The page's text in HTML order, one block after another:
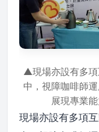
▲現場亦設有多項
中，視障咖啡師
展現專業
現場亦設有多項